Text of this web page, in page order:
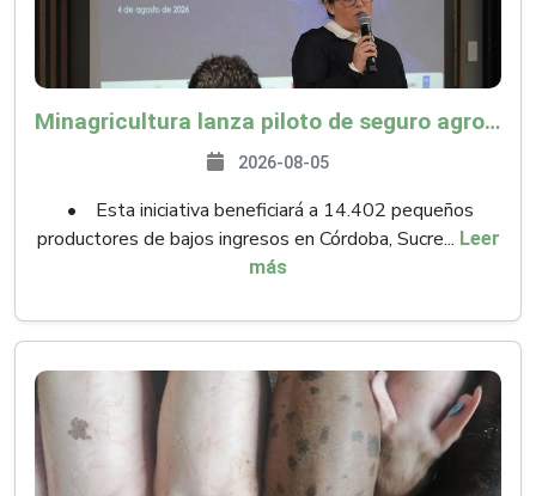
Minagricultura lanza piloto de seguro agropecuario por $9.625 millones para proteger a más de 14.000 pequeños productores contra riesgos del Fenómeno de El Niño
2026-08-05
• Esta iniciativa beneficiará a 14.402 pequeños
productores de bajos ingresos en Córdoba, Sucre... Leer
más